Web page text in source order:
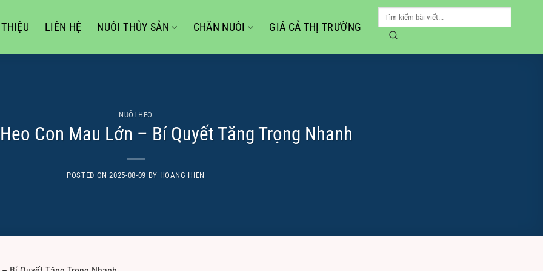
LIÊN HỆ NUÔI THỦY SẢN CHĂN NUÔI GIÁ CẢ THỊ TRƯỜNG
NUÔI HEO
Con Mau Lớn – Bí Quyết Tăng Trọng Nhanh
POSTED ON2025-08-09 BY HOANG HIEN